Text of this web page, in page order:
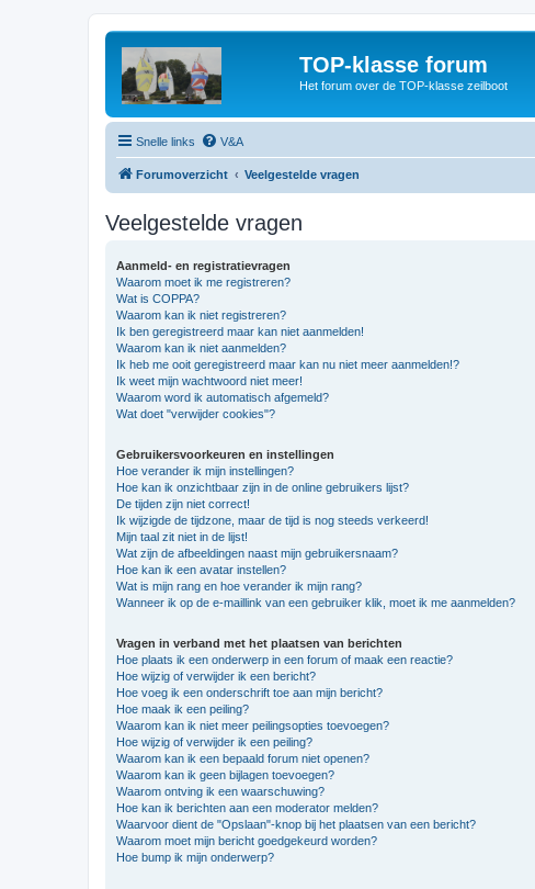
TOP-klasse forum
Het forum over de TOP-klasse zeilboot
Snelle links V&A
Forumoverzicht Veelgestelde vragen
Veelgestelde vragen
Aanmeld- en registratievragen
Waarom moet ik me registreren?
Wat is COPPA?
Waarom kan ik niet registreren?
Ik ben geregistreerd maar kan niet aanmelden!
Waarom kan ik niet aanmelden?
Ik heb me ooit geregistreerd maar kan nu niet meer aanmelden!?
Ik weet mijn wachtwoord niet meer!
Waarom word ik automatisch afgemeld?
Wat doet "verwijder cookies"?
Gebruikersvoorkeuren en instellingen
Hoe verander ik mijn instellingen?
Hoe kan ik onzichtbaar zijn in de online gebruikers lijst?
De tijden zijn niet correct!
Ik wijzigde de tijdzone, maar de tijd is nog steeds verkeerd!
Mijn taal zit niet in de lijst!
Wat zijn de afbeeldingen naast mijn gebruikersnaam?
Hoe kan ik een avatar instellen?
Wat is mijn rang en hoe verander ik mijn rang?
Wanneer ik op de e-maillink van een gebruiker klik, moet ik me aanmelden?
Vragen in verband met het plaatsen van berichten
Hoe plaats ik een onderwerp in een forum of maak een reactie?
Hoe wijzig of verwijder ik een bericht?
Hoe voeg ik een onderschrift toe aan mijn bericht?
Hoe maak ik een peiling?
Waarom kan ik niet meer peilingsopties toevoegen?
Hoe wijzig of verwijder ik een peiling?
Waarom kan ik een bepaald forum niet openen?
Waarom kan ik geen bijlagen toevoegen?
Waarom ontving ik een waarschuwing?
Hoe kan ik berichten aan een moderator melden?
Waarvoor dient de "Opslaan"-knop bij het plaatsen van een bericht?
Waarom moet mijn bericht goedgekeurd worden?
Hoe bump ik mijn onderwerp?